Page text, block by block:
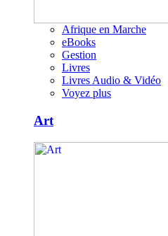
Afrique en Marche
eBooks
Gestion
Livres
Livres Audio & Vidéo
Voyez plus
Art